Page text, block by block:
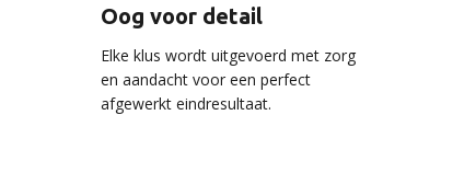
Oog voor detail
Elke klus wordt uitgevoerd met zorg
en aandacht voor een perfect
afgewerkt eindresultaat.